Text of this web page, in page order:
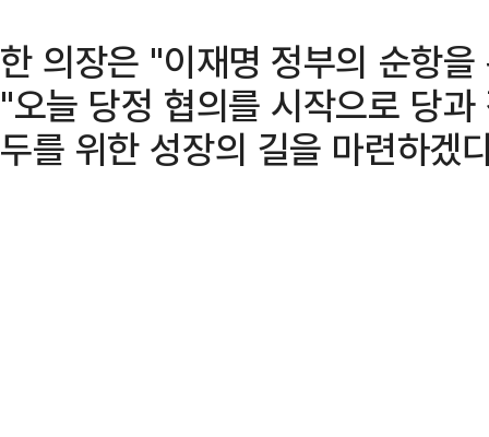
한 의장은 "이재명 정부의 순항
"오늘 당정 협의를 시작으로 당
두를 위한 성장의 길을 마련하겠